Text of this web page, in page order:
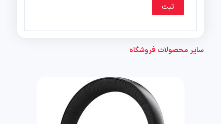
سایر محصولات فروشگاه